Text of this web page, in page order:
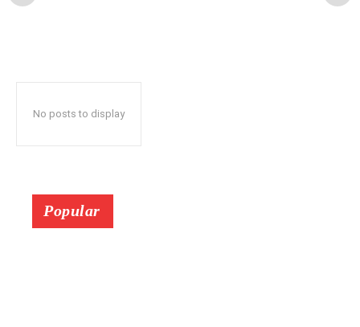
No posts to display
Popular